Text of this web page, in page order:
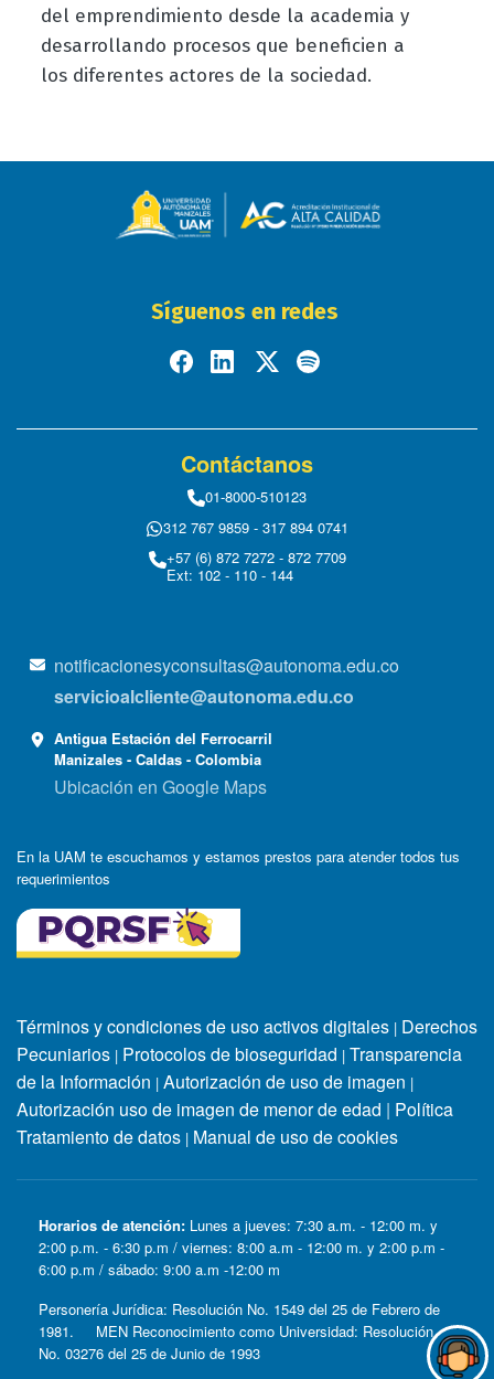
del emprendimiento desde la academia y
desarrollando procesos que beneficien a
los diferentes actores de la sociedad.
Síguenos en redes
Contáctanos
01-8000-510123
312 767 9859 - 317 894 0741
+57 (6) 872 7272 - 872 7709
Ext: 102 - 110 - 144
notificacionesyconsultas@autonoma.edu.co
servicioalcliente@autonoma.edu.co
Antigua Estación del Ferrocarril
Manizales - Caldas - Colombia
Ubicación en Google Maps
En la UAM te escuchamos y estamos prestos para atender todos tus
requerimientos
Términos y condiciones de uso activos digitales | Derechos
Pecuniarios | Protocolos de bioseguridad | Transparencia
de la Información | Autorización de uso de imagen |
Autorización uso de imagen de menor de edad | Política
Tratamiento de datos | Manual de uso de cookies
Horarios de atención: Lunes a jueves: 7:30 a.m. - 12:00 m. y
2:00 p.m. - 6:30 p.m / viernes: 8:00 a.m - 12:00 m. y 2:00 p.m -
6:00 p.m / sábado: 9:00 a.m -12:00 m
Personería Jurídica: Resolución No. 1549 del 25 de Febrero de
1981. MEN Reconocimiento como Universidad: Resolución
No. 03276 del 25 de Junio de 1993